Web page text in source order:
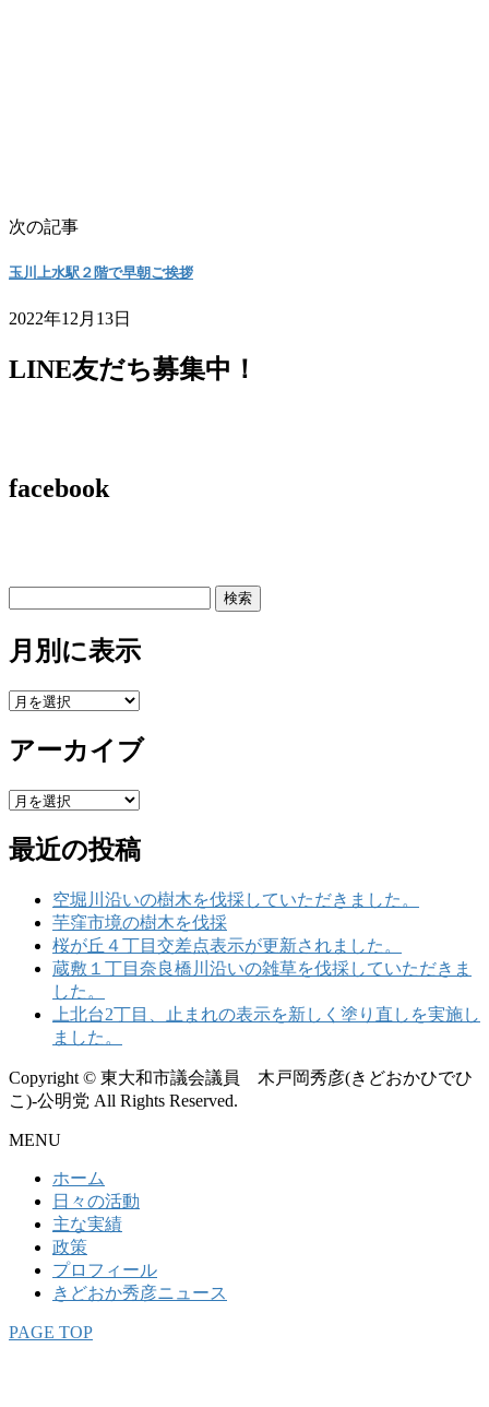
次の記事
玉川上水駅２階で早朝ご挨拶
2022年12月13日
LINE友だち募集中！
facebook
月別に表示
月
に
示
アーカイブ
ア
カ
イ
最近の投稿
空堀川沿いの樹木を伐採していただきました。
芋窪市境の樹木を伐採
桜が丘４丁目交差点表示が更新されました。
蔵敷１丁目奈良橋川沿いの雑草を伐採していただきま
した。
上北台2丁目、止まれの表示を新しく塗り直しを実施し
ました。
Copyright © 東大和市議会議員 木戸岡秀彦(きどおかひでひ
こ)-公明党 All Rights Reserved.
MENU
ホーム
日々の活動
主な実績
政策
プロフィール
きどおか秀彦ニュース
PAGE TOP